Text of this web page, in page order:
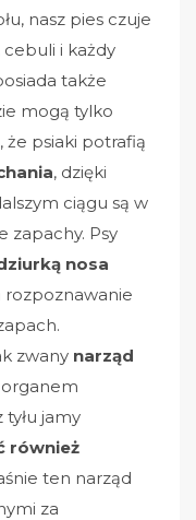
nasz pies czuje
i każdy
także
mogą tylko
że psiaki potrafią
, dzięki
ciągu są w
zapachy. Psy
nosa
rozpoznawanie
zwany narząd
jamy
również
ten narząd
za